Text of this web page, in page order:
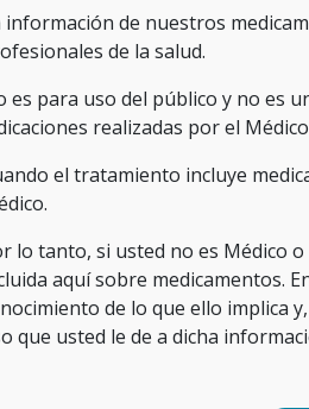
objetivo la orientación a la
relación de productos y
y exclusiva para
información de nuestros
de la salud.
es para uso del público y no es
realizadas por el
el tratamiento incluye
lo tanto, si usted no es Médico
aquí sobre medicamentos.
de lo que ello implica
que usted le de a dicha